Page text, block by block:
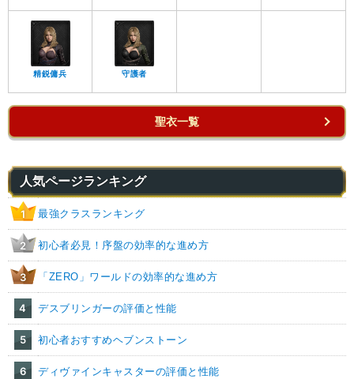
精鋭傭兵 守護者
聖衣一覧
人気ページランキング
1 最強クラスランキング
2 初心者必見！序盤の効率的な進め方
3 「ZERO」ワールドの効率的な進め方
4 デスブリンガーの評価と性能
5 初心者おすすめヘブンストーン
6 ディヴァインキャスターの評価と性能